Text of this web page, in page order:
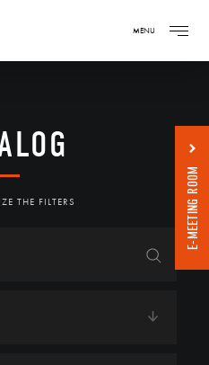
MENU
THE FILTERS E-MEETING ROOM